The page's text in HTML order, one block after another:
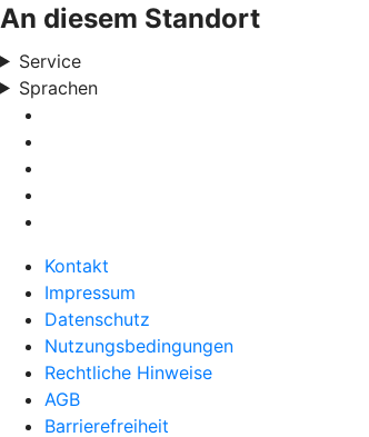
An diesem Standort
Service
Sprachen
Kontakt
Impressum
Datenschutz
Nutzungsbedingungen
Rechtliche Hinweise
AGB
Barrierefreiheit